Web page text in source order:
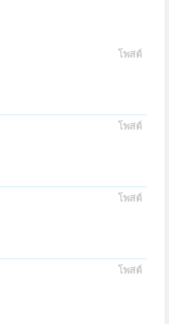
โพสต์
โพสต์
โพสต์
โพสต์